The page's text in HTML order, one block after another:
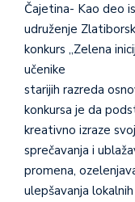
Čajetina- Kao deo istoimenog projekta koji realizuje,
udruženje
konkurs „Zelena
učenike
starijih razreda
konkursa je da
kreativno izraze
sprečavanja i
promena,
ulepšavanja